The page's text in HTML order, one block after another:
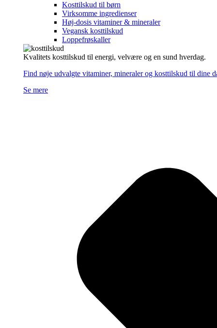
Kosttilskud til børn
Virksomme ingredienser
Høj-dosis vitaminer & mineraler
Vegansk kosttilskud
Loppefrøskaller
Kvalitets kosttilskud til energi, velvære og en sund hverdag.
Find nøje udvalgte vitaminer, mineraler og kosttilskud til dine
Se mere